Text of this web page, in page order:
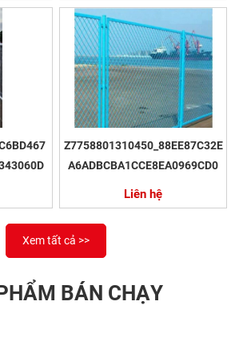
Z7758801310450_88EE87C32E
A6ADBCBA1CCE8EA0969CD0
Liên hệ
Xem tất cả >>
BÁN CHẠY